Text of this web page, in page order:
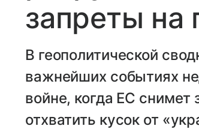
запреты на
В геополитической
важнейших событиях
войне, когда ЕС снимет
отхватить кусок от